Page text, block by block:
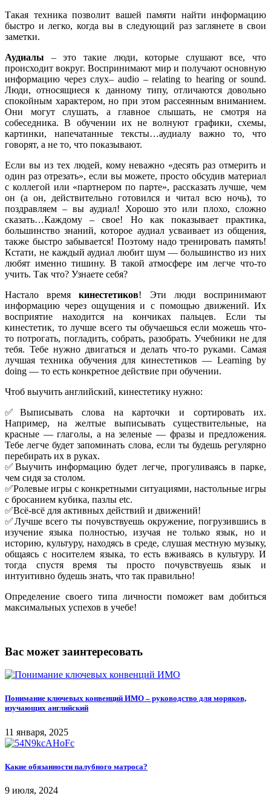
Такая техника позволит вашей памяти найти информацию
быстро и легко, когда вы в следующий раз заглянете в свои
заметки.
Аудиалы – это такие люди, которые слушают все, что
происходит вокруг. Воспринимают мир и получают основную
информацию через слух– audio – relating to hearing or sound.
Люди, относящиеся к данному типу, отличаются довольно
спокойным характером, но при этом рассеянным вниманием.
Они могут слушать, а главное слышать, не смотря на
собеседника. В обучении их не волнуют графики, схемы,
картинки, напечатанные тексты…аудиалу важно то, что
говорят, а не то, что показывают.
Если вы из тех людей, кому неважно «десять раз отмерить и
один раз отрезать», если вы можете, просто обсудив материал
с коллегой или «партнером по парте», рассказать лучше, чем
он (а он, действительно готовился и читал всю ночь), то
поздравляем – вы аудиал! Хорошо это или плохо, сложно
сказать…Каждому – свое! Но как показывает практика,
большинство знаний, которое аудиал усваивает из общения,
также быстро забывается! Поэтому надо тренировать память!
Кстати, не каждый аудиал любит шум — большинство из них
любят именно тишину. В такой атмосфере им легче что-то
учить. Так что? Узнаете себя?
Настало времякинестетиков! Эти люди воспринимают
информацию через ощущения и с помощью движений. Их
восприятие находится на кончиках пальцев. Если ты
кинестетик, то лучше всего ты обучаешься если можешь что-
то потрогать, погладить, собрать, разобрать. Учебники не для
тебя. Тебе нужно двигаться и делать что-то руками. Самая
лучшая техника обучения для кинестетиков — Learning by
doing — то есть конкретное действие при обучении.
Чтоб выучить английский, кинестетику нужно:
✅Выписывать слова на карточки и сортировать их.
Например, на желтые выписывать существительные, на
красные — глаголы, а на зеленые — фразы и предложения.
Тебе легче будет запоминать слова, если ты будешь регулярно
перебирать их в руках.
✅Выучить информацию будет легче, прогуливаясь в парке,
чем сидя за столом.
✅Ролевые игры с конкретными ситуациями, настольные игры
c бросанием кубика, пазлы etc.
✅Всё-всё для активных действий и движений!
✅Лучше всего ты почувствуешь окружение, погрузившись в
изучение языка полностью, изучая не только язык, но и
историю, культуру, находясь в среде, слушая местную музыку,
общаясь с носителем языка, то есть вживаясь в культуру. И
тогда спустя время ты просто почувствуешь язык и
интуитивно будешь знать, что так правильно!
Определение своего типа личности поможет вам добиться
максимальных успехов в учебе!
Вас может заинтересовать
Понимание ключевых конвенций ИМО – руководство для моряков,
изучающих английский
11 января, 2025
Какие обязанности палубного матроса?
9 июля, 2024